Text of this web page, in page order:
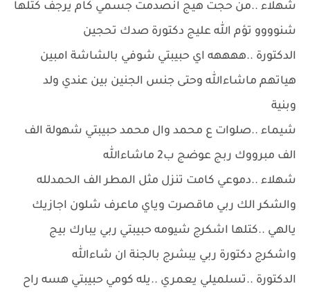
شهلاء ..من حجت هيج انصدمت جسمي كام يرجف كتلها
شنوووو تؤم الله عليج دكتورة صدك تحجين
الدكتورة ..ههههه اي حبيبتي شوفي بالشاشة امبين
هياتهم ماشاءالله وحتى جنس الجنين بين عندي ولد
وبنية
شيماء ..صلوات ع محمد وال محمد حبيبتي شهولة الف
الف مبرووك ربج عوضج ب2 ماشاءالله
شهلاء ..دموعي كامت تنزل مثل المطر الف الحمدلله
والشكر الك ربي ماقصرت وياي ماعرف شلون اجازيك
يالهي ..كتلها اشكرج شيومه حبيبتي ربي يبارك بيج
واشكرج دكتورة ربي يبشرج بالجنة ان شاءالله
الدكتورة ..تسلميلي يعمري ..يله كومي حبيبتي هسه راح